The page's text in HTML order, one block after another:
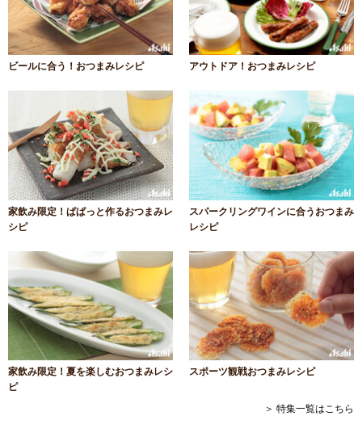
ビールに合う！おつまみレシピ アウトドア！おつまみレシピ
家飲み限定！ぱぱっと作るおつまみレ
シピ
スパークリングワインに合うおつまみ
レシピ
家飲み限定！夏を楽しむおつまみレシ
ピ
スポーツ観戦おつまみレシピ
＞ 特集一覧はこちら